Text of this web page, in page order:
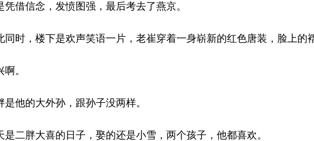
借信念，发愤图强，最后考去了燕京。
时，楼下是欢声笑语一片，老崔穿着一身崭新的红色唐装，脸上的
。
他的大外孙，跟孙子没两样。
二胖大喜的日子，娶的还是小雪，两个孩子，他都喜欢。